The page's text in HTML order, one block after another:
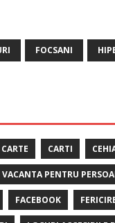
FOCSANI
CARTE CARTI
PENTRU
FACEBOOK